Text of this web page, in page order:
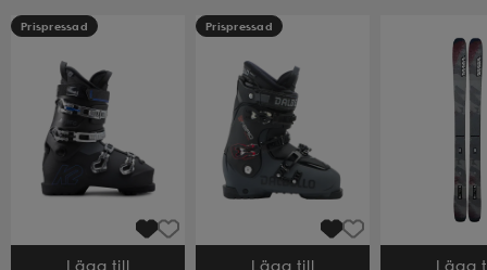
Prispressad
Välj storlek
Lägg till
Prispressad
Välj storlek
Lägg till Välj storlek
Lägg